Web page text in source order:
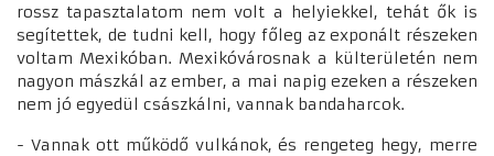
rossz tapasztalatom nem volt a helyiekkel, tehát ők is
segítettek, de tudni kell, hogy főleg az exponált részeken
voltam Mexikóban. Mexikóvárosnak a külterületén nem
nagyon mászkál az ember, a mai napig ezeken a részeken
nem jó egyedül császkálni, vannak bandaharcok.
- Vannak ott működő vulkánok, és rengeteg hegy, merre